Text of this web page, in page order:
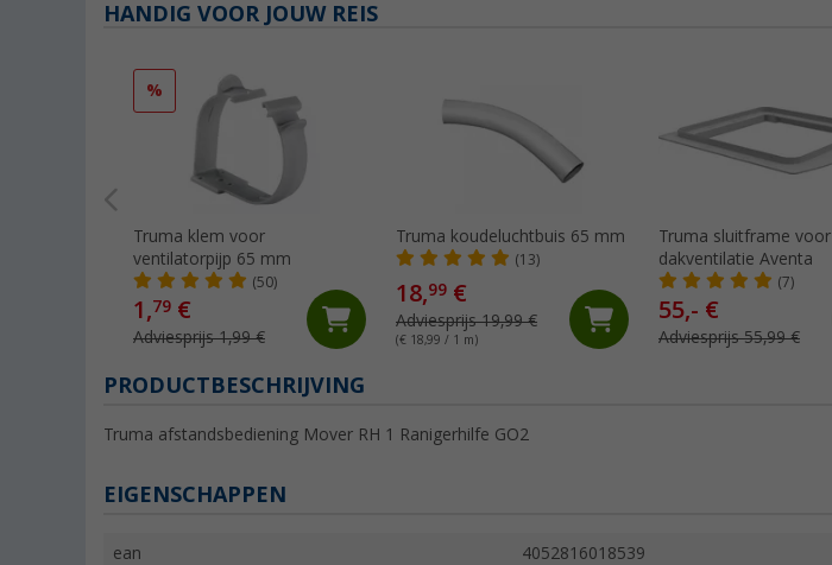
HANDIG VOOR JOUW REIS
%
Truma klem voor
ventilatorpijp 65 mm
(50)
1,79 €
Adviesprijs 1,99 €
Truma koudeluchtbuis 65 mm
(13)
18,99 €
Adviesprijs 19,99 €
(€ 18,99 / 1 m)
Truma sluitframe voor
dakventilatie Aventa
(7)
55,- €
Adviesprijs 55,99 €
PRODUCTBESCHRIJVING
Truma afstandsbediening Mover RH 1 Ranigerhilfe GO2
EIGENSCHAPPEN
ean 4052816018539